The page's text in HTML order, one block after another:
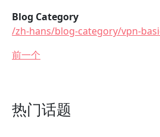
Blog Category
/zh-hans/blog-category/vpn-
前一个
热门话题